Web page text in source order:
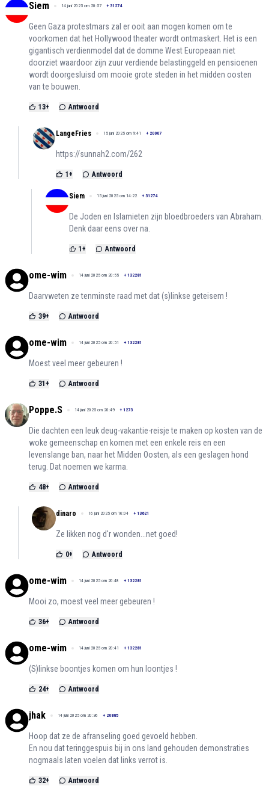
Siem 14 juni 2025 om 20:57 + 31274
Geen Gaza protestmars zal er ooit aan mogen komen om te
voorkomen dat het Hollywood theater wordt ontmaskert. Het is een
gigantisch verdienmodel dat de domme West Europeaan niet
doorziet waardoor zijn zuur verdiende belastinggeld en pensioenen
wordt doorgesluisd om mooie grote steden in het midden oosten
van te bouwen.
13+ Antwoord
LangeFries 15 juni 2025 om 9:41 + 20007
https://sunnah2.com/262
1+ Antwoord
Siem 15 juni 2025 om 14:22 + 31274
De Joden en Islamieten zijn bloedbroeders van Abraham.
Denk daar eens over na.
1+ Antwoord
ome-wim 14 juni 2025 om 20:55 + 132281
Daarvweten ze tenminste raad met dat (s)linkse geteisem !
39+ Antwoord
ome-wim 14 juni 2025 om 20:51 + 132281
Moest veel meer gebeuren !
31+ Antwoord
Poppe.S 14 juni 2025 om 20:49 + 1273
Die dachten een leuk deug-vakantie-reisje te maken op kosten van de
woke gemeenschap en komen met een enkele reis en een
levenslange ban, naar het Midden Oosten, als een geslagen hond
terug. Dat noemen we karma.
48+ Antwoord
dinaro 16 juni 2025 om 16:04 + 13621
Ze likken nog d'r wonden...net goed!
0+ Antwoord
ome-wim 14 juni 2025 om 20:48 + 132281
Mooi zo, moest veel meer gebeuren !
36+ Antwoord
ome-wim 14 juni 2025 om 20:41 + 132281
(S)linkse boontjes komen om hun loontjes !
24+ Antwoord
jhak 14 juni 2025 om 20:36 + 20885
Hoop dat ze de afranseling goed gevoeld hebben.
En nou dat teringgespuis bij in ons land gehouden demonstraties
nogmaals laten voelen dat links verrot is.
32+ Antwoord